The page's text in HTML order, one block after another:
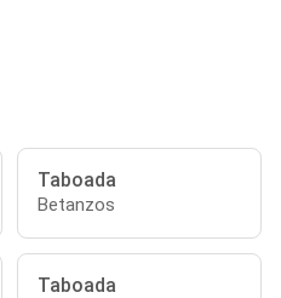
Taboada
Betanzos
Taboada